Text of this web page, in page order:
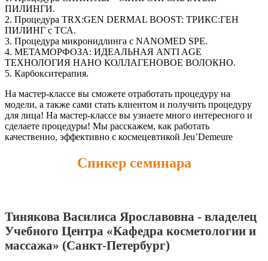
ПИЛИНГИ.
2. Процедура TRX:GEN DERMAL BOOST: ТРИКС:ГЕН
ПИЛИНГ с ТСА.
3. Процедура микронидлинга с NANOMED SPE.
4. МЕТАМОРФОЗА: ИДЕАЛЬНАЯ ANTI AGE
ТЕХНОЛОГИЯ НАНО КОЛЛАГЕНОВОЕ ВОЛОКНО.
5. Карбокситерапия.
На мастер-классе вы сможете отработать процедуру на
модели, а также сами стать клиентом и получить процедуру
для лица! На мастер-классе вы узнаете много интересного и
сделаете процедуры! Мы расскажем, как работать
качественно, эффективно с космецевтикой Jeu’Demeure
Спикер семинара
Тинякова Василиса Ярославовна - владелец
Учебного Центра «Кафедра косметологии и
массажа» (Санкт-Петербург)